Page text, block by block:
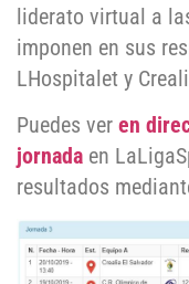
liderato virtual a
imponen en sus
LHospitalet y
Puedes ver en
jornada en
resultados